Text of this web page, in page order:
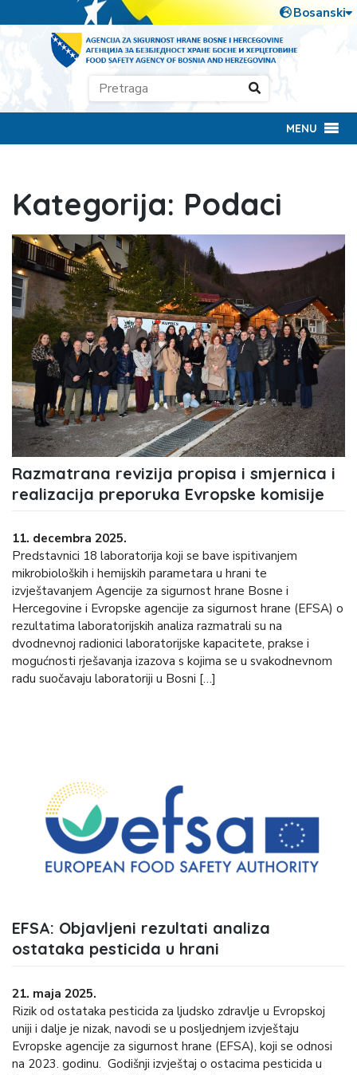
MENU
Kategorija: Podaci
Razmatrana revizija propisa i smjernica i
realizacija preporuka Evropske komisije
11. decembra 2025.
Predstavnici 18 laboratorija koji se bave ispitivanjem
mikrobioloških i hemijskih parametara u hrani te
izvještavanjem Agencije za sigurnost hrane Bosne i
Hercegovine i Evropske agencije za sigurnost hrane (EFSA) o
rezultatima laboratorijskih analiza razmatrali su na
dvodnevnoj radionici laboratorijske kapacitete, prakse i
mogućnosti rješavanja izazova s kojima se u svakodnevnom
radu suočavaju laboratoriji u Bosni […]
EFSA: Objavljeni rezultati analiza
ostataka pesticida u hrani
21. maja 2025.
Rizik od ostataka pesticida za ljudsko zdravlje u Evropskoj
uniji i dalje je nizak, navodi se u posljednjem izvještaju
Evropske agencije za sigurnost hrane (EFSA), koji se odnosi
na 2023. godinu. Godišnji izvještaj o ostacima pesticida u